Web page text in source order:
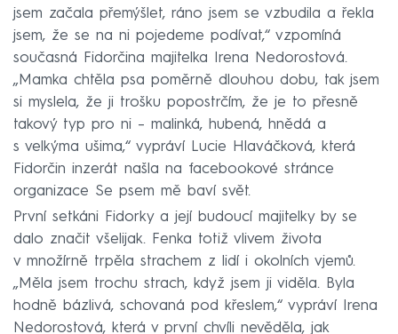
jsem začala přemýšlet, ráno jsem se vzbudila a řekla
jsem, že se na ni pojedeme podívat,“ vzpomíná
současná Fidorčina majitelka Irena Nedorostová.
„Mamka chtěla psa poměrně dlouhou dobu, tak jsem
si myslela, že ji trošku popostrčím, že je to přesně
takový typ pro ni – malinká, hubená, hnědá a
s velkýma ušima,“ vypráví Lucie Hlaváčková, která
Fidorčin inzerát našla na facebookové stránce
organizace Se psem mě baví svět.
První setkáni Fidorky a její budoucí majitelky by se
dalo značit všelijak. Fenka totiž vlivem života
v množírně trpěla strachem z lidí i okolních vjemů.
„Měla jsem trochu strach, když jsem ji viděla. Byla
hodně bázlivá, schovaná pod křeslem,“ vypráví Irena
Nedorostová, která v první chvíli nevěděla, jak